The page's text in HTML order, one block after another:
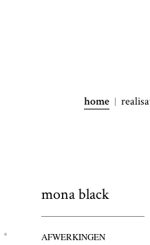
home
mona black
AFWERKINGEN